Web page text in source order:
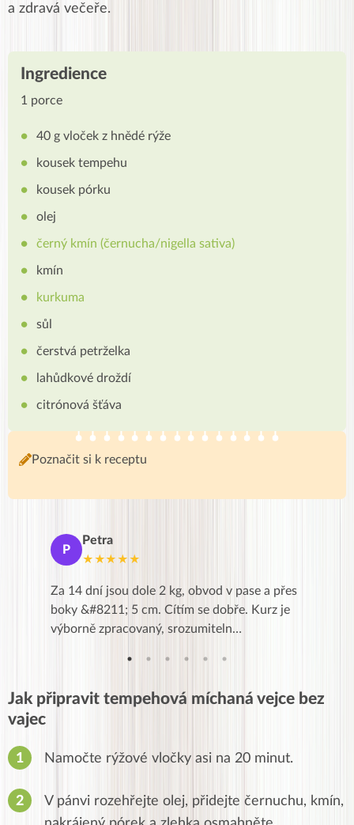
a zdravá večeře.
Ingredience
1 porce
40 g vloček z hnědé rýže
kousek tempehu
kousek pórku
olej
černý kmín (černucha/nigella sativa)
kmín
kurkuma
sůl
čerstvá petrželka
lahůdkové droždí
citrónová šťáva
Poznačit si k receptu
P
Petra
★★★★★
Za 14 dní jsou dole 2 kg, obvod v pase a přes
boky &#8211; 5 cm. Cítím se dobře. Kurz je
výborně zpracovaný, srozumiteln…
Jak připravit tempehová míchaná vejce bez
vajec
Namočte rýžové vločky asi na 20 minut.
V pánvi rozehřejte olej, přidejte černuchu, kmín,